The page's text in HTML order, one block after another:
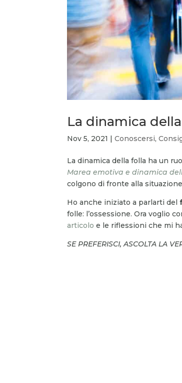
La dinamica
Nov 5, 2021 |Conoscersi,
La dinamica della folla ha un
Marea emotiva e dinamica
colgono di fronte alla
Ho anche iniziato a parlarti del
folle: l’ossessione. Ora voglio
articolo e le riflessioni che mi
SE PREFERISCI, ASCOLTA LA